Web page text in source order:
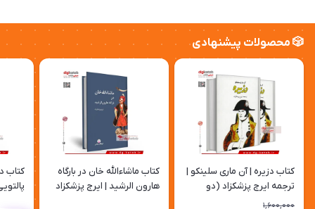
🎲 محصولات پیشنهادی
کتاب دزیره | آن ماری سلینکو |
ترجمه ایرج پزشکزاد (دو
جلدی)
1,600,000
کتاب ماشاءالله خان در بارگاه
هارون الرشید | ایرج پزشکزاد
کتاب